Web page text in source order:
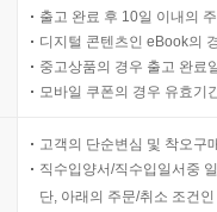
출고 완료 후 10일 이내의
디지털 콘텐츠인 eBook의
중고상품의 경우 출고 완료
모바일 쿠폰의 경우 유효기
고객의 단순변심 및 착오구
직수입양서/직수입일서중
단, 아래의 주문/취소 조건